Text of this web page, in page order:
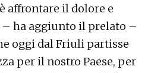
affrontare il dolore e
ha aggiunto il prelato –
oggi dal Friuli partisse
per il nostro Paese, per